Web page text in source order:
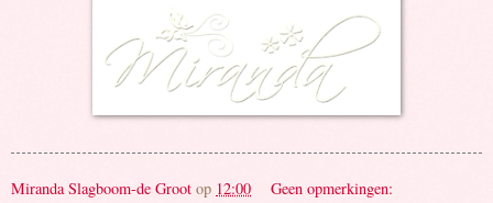
Miranda Slagboom-de Groot op 12:00 Geen opmerkingen: